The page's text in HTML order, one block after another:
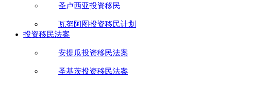
圣卢西亚投资移民
瓦努阿图投资移民计划
投资移民法案
安提瓜投资移民法案
圣基茨投资移民法案